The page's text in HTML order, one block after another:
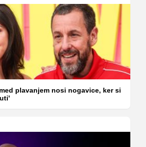
plavanjem nosi nogavice, ker si